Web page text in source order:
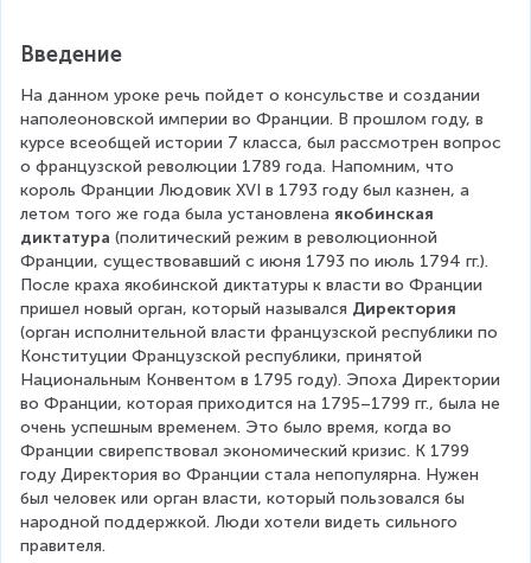
Введение
На данном уроке речь пойдет о консульстве и создании
наполеоновской империи во Франции. В прошлом году, в
курсе всеобщей истории 7 класса, был рассмотрен вопрос
о французской революции 1789 года. Напомним, что
король Франции Людовик XVI в 1793 году был казнен, а
летом того же года была установлена якобинская
диктатура (политический режим в революционной
Франции, существовавший с июня 1793 по июль 1794 гг.).
После краха якобинской диктатуры к власти во Франции
пришел новый орган, который назывался Директория
(орган исполнительной власти французской республики по
Конституции Французской республики, принятой
Национальным Конвентом в 1795 году). Эпоха Директории
во Франции, которая приходится на 1795–1799 гг., была не
очень успешным временем. Это было время, когда во
Франции свирепствовал экономический кризис. К 1799
году Директория во Франции стала непопулярна. Нужен
был человек или орган власти, который пользовался бы
народной поддержкой. Люди хотели видеть сильного
правителя.